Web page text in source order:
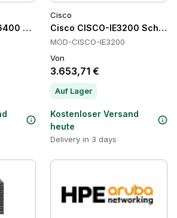
Schalter
Cisco
Cisco CISCO-IE3200
MOD-CISCO-IE3200
Von
3.653,71 €
Auf Lager
Kostenloser Versand
heute
Delivery in 3 days